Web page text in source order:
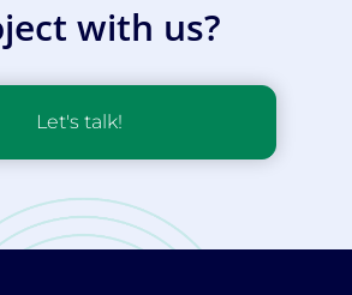
with us?
Let's talk!